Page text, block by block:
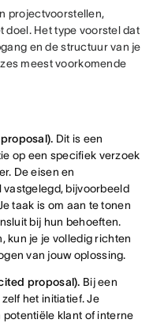
projectvoorstellen,
doel. Het type voorstel dat
en de structuur van je
meest voorkomende
Dit is een
op een specifiek verzoek
De eisen en
bijvoorbeeld
taak is om aan te tonen
bij hun behoeften.
kun je je volledig richten
van jouw oplossing.
proposal). Bij een
het initiatief. Je
klant of interne